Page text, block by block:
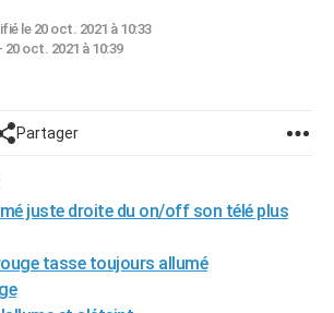
le 20 oct. 2021 à 10:33
20 oct. 2021 à 10:39
Partager
juste droite du on/off son télé plus
tasse toujours allumé